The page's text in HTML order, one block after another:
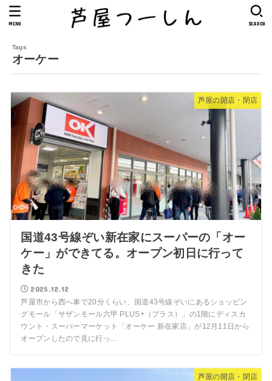
SEARCH
MENU
オーケー
芦屋の開店・閉店
国道43号線ぞい新在家にスーパーの「オー
ケー」ができてる。オープン初日に行って
きた
2025.12.12
芦屋市から西へ車で20分くらい、国道43号線ぞいにあるショッピン
グモール「サザンモール六甲 PLUS+（プラス）」の1階にディスカ
ウント・スーパーマーケット「オーケー 新在家店」が12月11日から
オープンしたので見に行っ...
芦屋の開店・閉店